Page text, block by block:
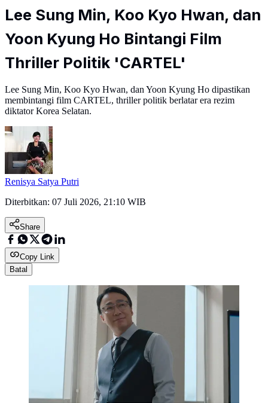
Lee Sung Min, Koo Kyo Hwan, dan
Yoon Kyung Ho Bintangi Film
Thriller Politik 'CARTEL'
Lee Sung Min, Koo Kyo Hwan, dan Yoon Kyung Ho dipastikan
membintangi film CARTEL, thriller politik berlatar era rezim
diktator Korea Selatan.
Renisya Satya Putri
Diterbitkan: 07 Juli 2026, 21:10 WIB
Share
Copy Link
Batal